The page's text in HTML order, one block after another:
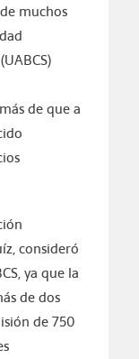
muchos
de que a
consideró
ya que la
de dos
de 750